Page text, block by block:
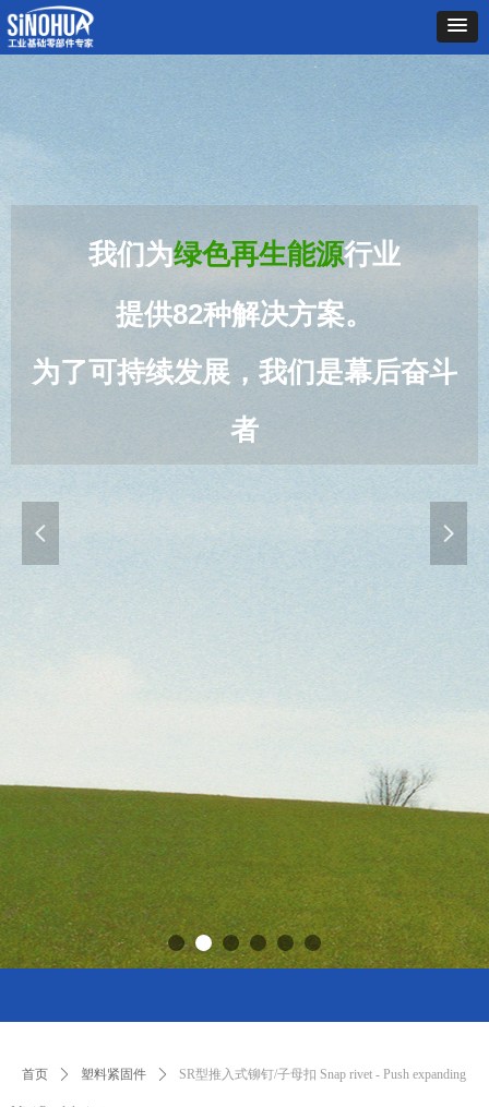
再生能源行业
种
解决方案。
，我们是幕后奋斗
客户安心
最重要
OUR
넳 넲
首页 ꄲ 塑料紧固件 ꄲ SR型推入式铆钉/子母扣 Snap rivet - Push expanding